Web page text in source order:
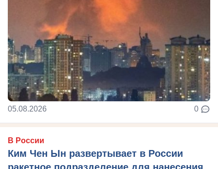
05.08.2026 0
В России
Ким Чен Ын развертывает в России